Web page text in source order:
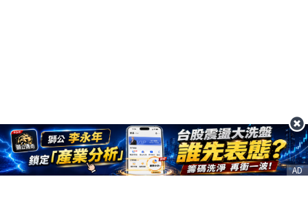
AD